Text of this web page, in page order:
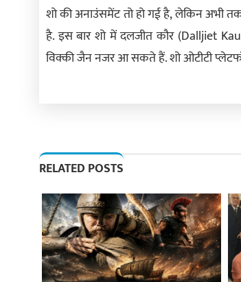
शो की अनाउंसमेंट तो हो गई है, लेकिन अभी
है. इस बार शो में दलजीत कौर (Dalljiet
विक्की जैन नजर आ सकते हैं. शो ओटीटी
RELATED POSTS